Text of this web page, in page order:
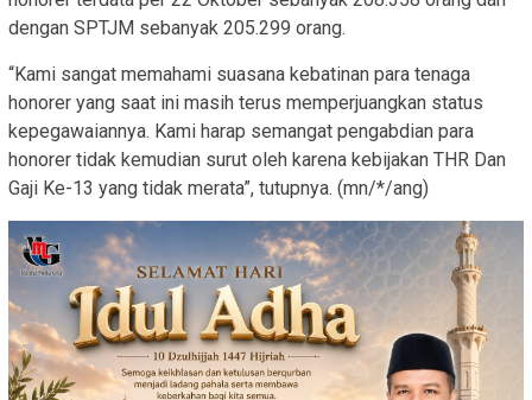
dengan SPTJM sebanyak 205.299 orang.
“Kami sangat memahami suasana kebatinan para tenaga
honorer yang saat ini masih terus memperjuangkan status
kepegawaiannya. Kami harap semangat pengabdian para
honorer tidak kemudian surut oleh karena kebijakan THR Dan
Gaji Ke-13 yang tidak merata”, tutupnya. (mn/*/ang)